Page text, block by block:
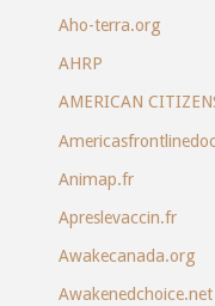
Aho-terra.org
AHRP
AMERICAN
Animap.fr
Apreslevaccin.fr
Awakecanada.org
Awakenedchoice.net